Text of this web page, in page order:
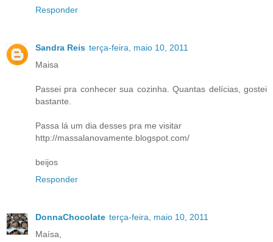
Responder
Sandra Reis terça-feira, maio 10, 2011
Maisa
Passei pra conhecer sua cozinha. Quantas delícias, gostei
bastante.
Passa lá um dia desses pra me visitar
http://massalanovamente.blogspot.com/
beijos
Responder
DonnaChocolate terça-feira, maio 10, 2011
Maísa,